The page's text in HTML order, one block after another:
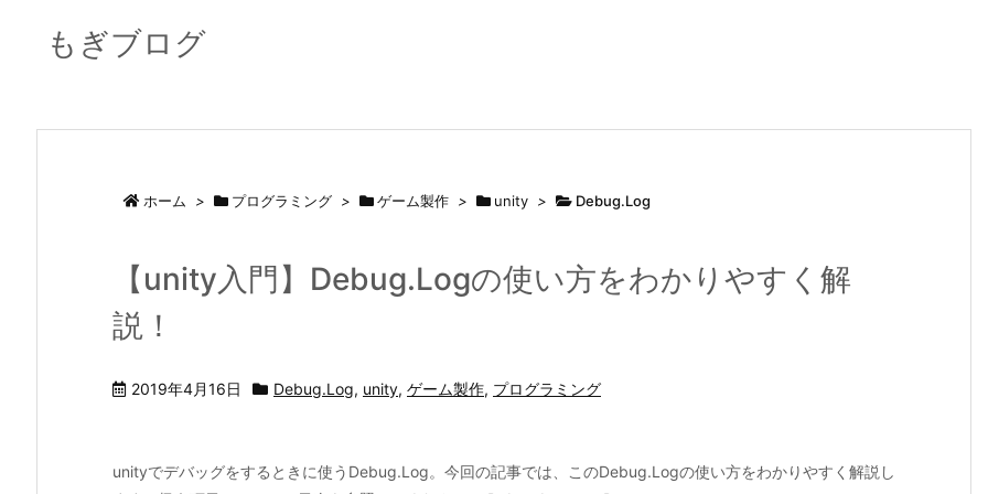
もぎブログ
ホーム > プログラミング > ゲーム製作 > unity > Debug.Log
【unity入門】Debug.Logの使い方をわかりやすく解
説！
2019年4月16日 Debug.Log, unity, ゲーム製作, プログラミング
unityでデバッグをするときに使うDebug.Log。今回の記事では、このDebug.Logの使い方をわかりやすく解説し